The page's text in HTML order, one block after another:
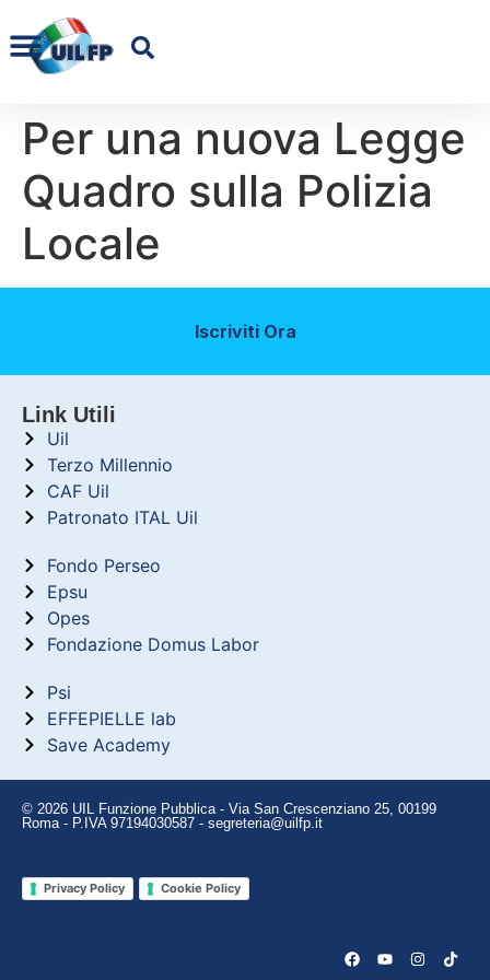
Per una nuova Legge
Quadro sulla Polizia
Locale
Iscriviti Ora
Link Utili
Uil
Terzo Millennio
CAF Uil
Patronato ITAL Uil
Fondo Perseo
Epsu
Opes
Fondazione Domus Labor
Psi
EFFEPIELLE lab
Save Academy
© 2026 UIL Funzione Pubblica - Via San Crescenziano 25, 00199
Roma - P.IVA 97194030587 - segreteria@uilfp.it
Privacy Policy Cookie Policy